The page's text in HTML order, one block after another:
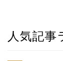
人気記事